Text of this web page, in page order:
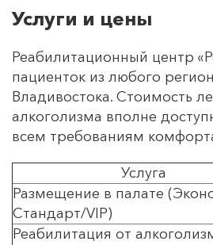
Услуги и цены
Реабилитационный центр
пациенток из любого
Владивостока. Стоимость
алкоголизма вполне
всем требованиям
Услуга
Размещение в палате
Стандарт/VIP)
Реабилитация от